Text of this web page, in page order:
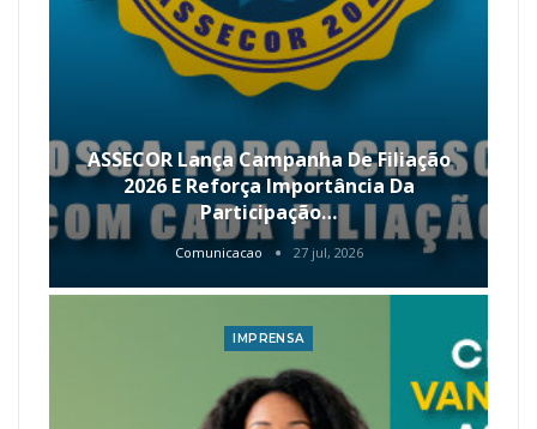
ASSECOR Lança Campanha De Filiação
2026 E Reforça Importância Da
Participação…
Comunicacao 27 jul, 2026
IMPRENSA